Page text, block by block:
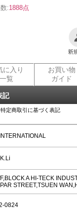
:1888点
に入り
一覧
お買い物
ガイド
記
定商取引に基づく表記
A HI-TECK
STREET,TSUEN
0824